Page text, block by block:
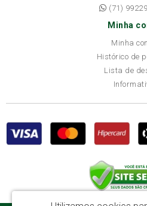
(71)
Minha
Minha
Histórico de
Lista de